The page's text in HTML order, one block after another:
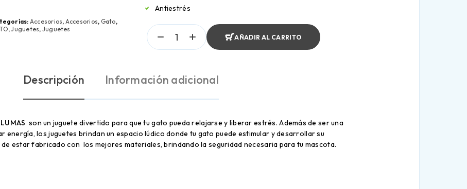
Accesorios, Accesorios, Gato,
,Juguetes, Juguetes
Antiestrés
AÑADIR AL CARRITO
Descripción Información adicional
son un juguete divertido para que tu gato pueda relajarse y liberar estrés. Además de ser una
energía, los juguetes brindan un espacio lúdico donde tu gato puede estimular y desarrollar su
estar fabricado con los mejores materiales, brindando la seguridad necesaria para tu mascota.